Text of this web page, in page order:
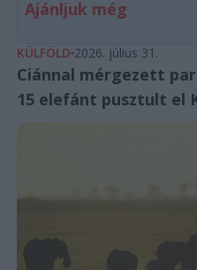
Ajánljuk még
KÜLFÖLD 2026. július 31.
Ciánnal mérgezett
15 elefánt pusztult el